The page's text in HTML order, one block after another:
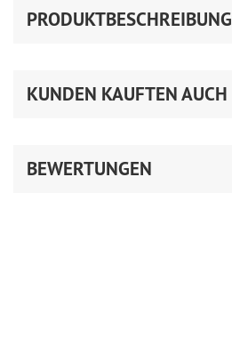
PRODUKTBESCHREIBUNG
KUNDEN KAUFTEN AUCH
BEWERTUNGEN